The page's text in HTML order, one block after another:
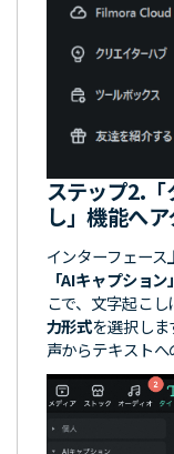
ステップ2.「
し」機能へ
インターフェース
「AIキャプショ
こで、文字起こし
力形式を選択しま
声からテキストへ